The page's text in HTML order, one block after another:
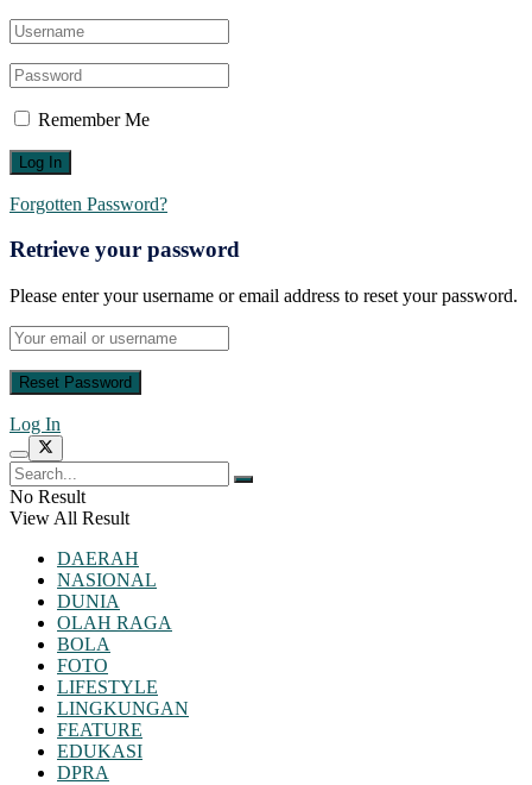
Remember Me
Forgotten Password?
Retrieve your password
Please enter your username or email address to reset your password.
Log In
No Result
View All Result
DAERAH
NASIONAL
DUNIA
OLAH RAGA
BOLA
FOTO
LIFESTYLE
LINGKUNGAN
FEATURE
EDUKASI
DPRA